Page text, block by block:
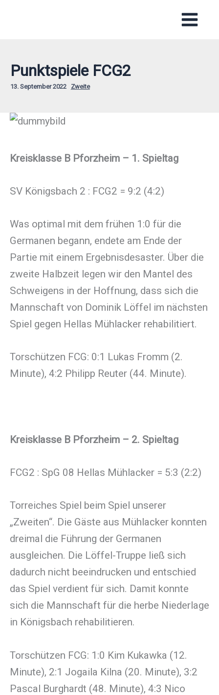
Punktspiele FCG2
13. September 2022 Zweite
Kreisklasse B Pforzheim – 1. Spieltag
SV Königsbach 2 : FCG2 = 9:2 (4:2)
Was optimal mit dem frühen 1:0 für die
Germanen begann, endete am Ende der
Partie mit einem Ergebnisdesaster. Über die
zweite Halbzeit legen wir den Mantel des
Schweigens in der Hoffnung, dass sich die
Mannschaft von Dominik Löffel im nächsten
Spiel gegen Hellas Mühlacker rehabilitiert.
Torschützen FCG: 0:1 Lukas Fromm (2.
Minute), 4:2 Philipp Reuter (44. Minute).
Kreisklasse B Pforzheim – 2. Spieltag
FCG2 : SpG 08 Hellas Mühlacker = 5:3 (2:2)
Torreiches Spiel beim Spiel unserer
„Zweiten“. Die Gäste aus Mühlacker konnten
dreimal die Führung der Germanen
ausgleichen. Die Löffel-Truppe ließ sich
dadurch nicht beeindrucken und entschied
das Spiel verdient für sich. Damit konnte
sich die Mannschaft für die herbe Niederlage
in Königsbach rehabilitieren.
Torschützen FCG: 1:0 Kim Kukawka (12.
Minute), 2:1 Jogaila Kilna (20. Minute), 3:2
Pascal Burghardt (48. Minute), 4:3 Nico